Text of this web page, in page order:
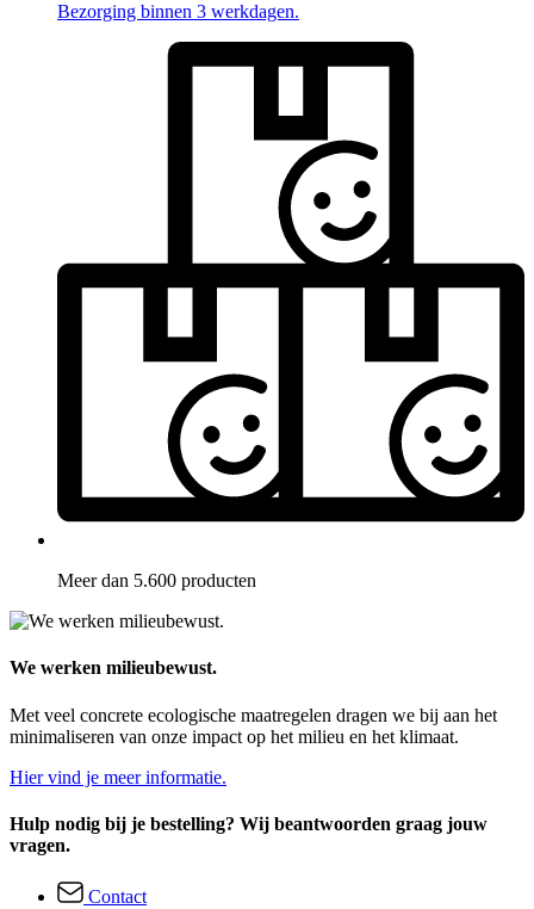
Bezorging binnen 3 werkdagen.
Meer dan 5.600 producten
We werken milieubewust.
Met veel concrete ecologische maatregelen dragen we bij aan het
minimaliseren van onze impact op het milieu en het klimaat.
Hier vind je meer informatie.
Hulp nodig bij je bestelling? Wij beantwoorden graag jouw
vragen.
Contact